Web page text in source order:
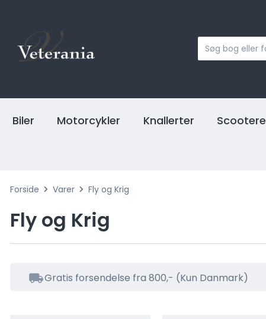
Biler Motorcykler Knallerter Scootere
Forside Varer Fly og Krig
Fly og Krig
Gratis forsendelse fra 800,- (Kun Danmark)